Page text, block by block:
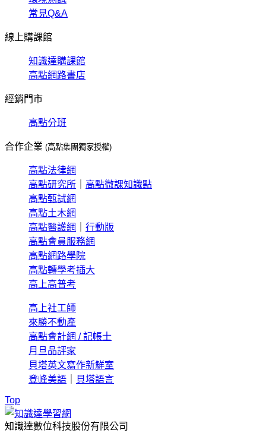
常見Q&A
線上購課館
知識達購課館
高點網路書店
經銷門市
高點分班
合作企業 (高點集團獨家授權)
高點法律網
高點研究所
高點微課知識點
高點甄試網
高點土木網
高點醫護網
行動版
高點會員服務網
高點網路學院
高點轉學考插大
高上高普考
高上社工師
來勝不動產
高點會計網 / 記帳士
月旦品評家
貝塔英文寫作新鮮室
登峰美語
貝塔語言
Top
知識達數位科技股份有限公司